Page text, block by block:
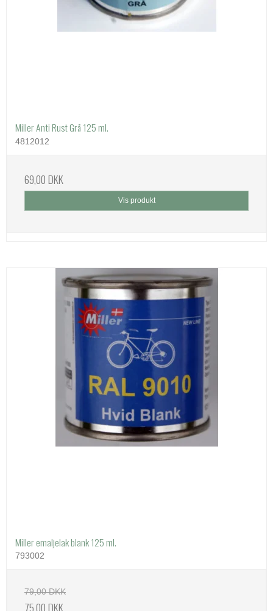
Miller Anti Rust Grå 125 ml.
4812012
69,00 DKK
Vis produkt
Miller emaljelak blank 125 ml.
793002
79,00 DKK
75,00 DKK